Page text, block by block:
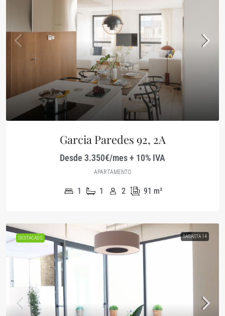
Garcia Paredes 92, 2A
Desde 3.350€/mes + 10% IVA
APARTAMENTO
1 1 2 91 m²
DESTACADO SAGASTA 14